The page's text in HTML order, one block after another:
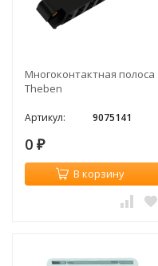
Многоконтактная полоса
Theben
Артикул: 9075141
0 ₽
В корзину